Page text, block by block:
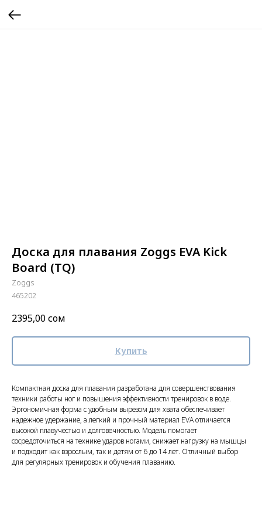
Доска для плавания Zoggs EVA Kick
Board (TQ)
Zoggs
465202
2395,00сом
Купить
Компактная доска для плавания разработана для совершенствования
техники работы ног и повышения эффективности тренировок в воде.
Эргономичная форма с удобным вырезом для хвата обеспечивает
надежное удержание, а легкий и прочный материал EVA отличается
высокой плавучестью и долговечностью. Модель помогает
сосредоточиться на технике ударов ногами, снижает нагрузку на мышцы
и подходит как взрослым, так и детям от 6 до 14 лет. Отличный выбор
для регулярных тренировок и обучения плаванию.